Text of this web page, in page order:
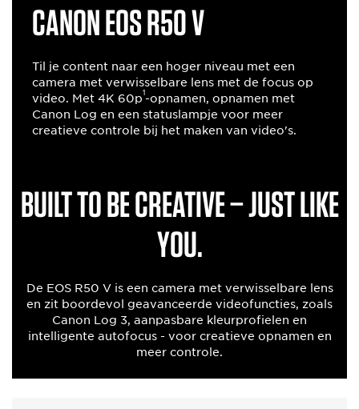
Canon EOS R50 V
Til je content naar een hoger niveau met een
camera met verwisselbare lens met de focus op
video. Met 4K 60p1-opnamen, opnamen met
Canon Log en een statuslampje voor meer
creatieve controle bij het maken van video's.
Built to be creative – just like
you.
De EOS R50 V is een camera met verwisselbare lens
en zit boordevol geavanceerde videofuncties, zoals
Canon Log 3, aanpasbare kleurprofielen en
intelligente autofocus - voor creatieve opnamen en
meer controle.